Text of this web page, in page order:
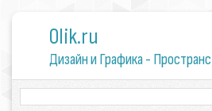
0lik.ru
Дизайн и Графика -